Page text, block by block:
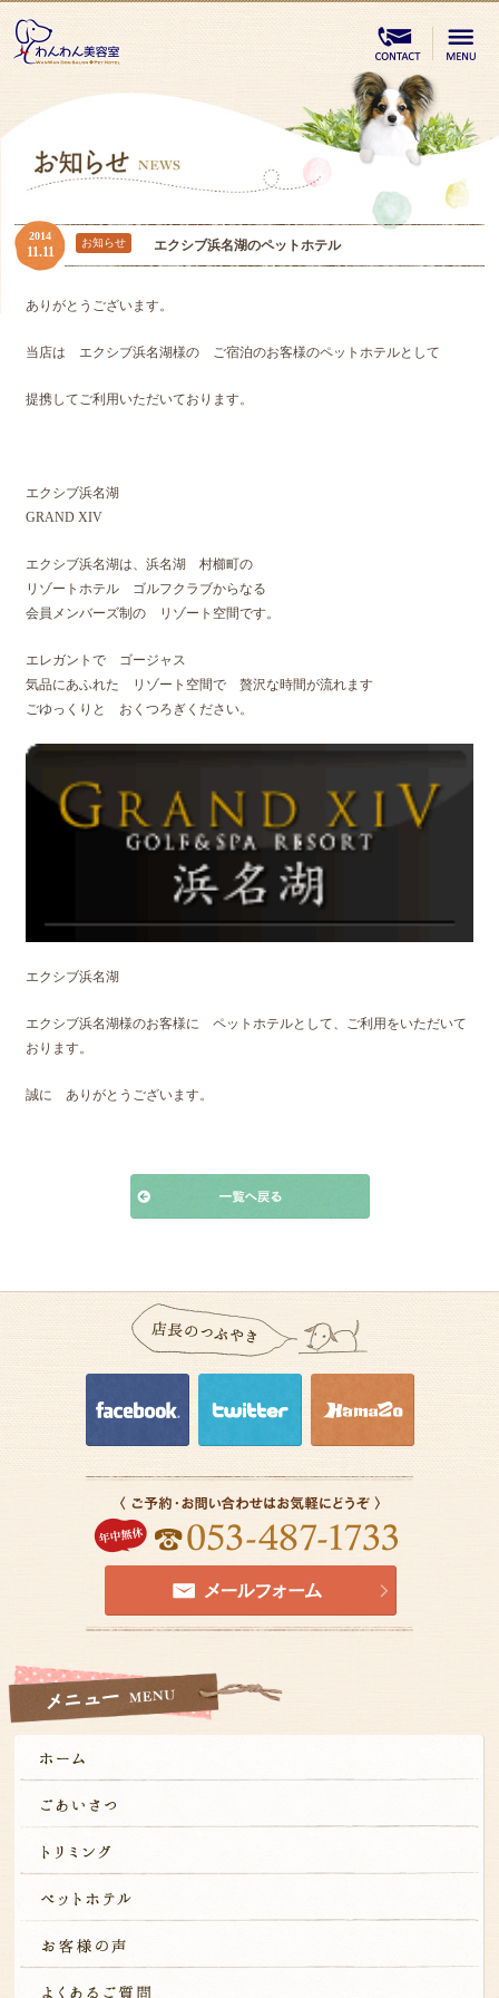
エクシブ浜名湖のペットホテル
2014
11.11
お知らせ
ありがとうございます。
当店は エクシブ浜名湖様の ご宿泊のお客様のペットホテルとして
提携してご利用いただいております。
エクシブ浜名湖
GRAND XIV
エクシブ浜名湖は、浜名湖 村櫛町の
リゾートホテル ゴルフクラブからなる
会員メンバーズ制の リゾート空間です。
エレガントで ゴージャス
気品にあふれた リゾート空間で 贅沢な時間が流れます
ごゆっくりと おくつろぎください。
エクシブ浜名湖
エクシブ浜名湖様のお客様に ペットホテルとして、ご利用をいただいて
おります。
誠に ありがとうございます。